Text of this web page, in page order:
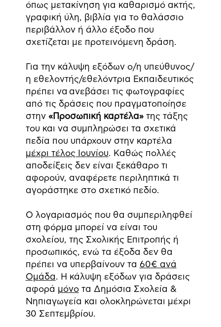
όπως μετακίνηση για καθαρισμό ακτής,
γραφική ύλη, βιβλία για το θαλάσσιο
περιβάλλον ή άλλο έξοδο που
σχετίζεται με προτεινόμενη δράση.
Για την κάλυψη εξόδων ο/η υπεύθυνος/
η εθελοντής/εθελόντρια Εκπαιδευτικός
πρέπει να ανεβάσει τις φωτογραφίες
από τις δράσεις που πραγματοποίησε
στην «Προσωπική καρτέλα»της τάξης
του και να συμπληρώσει τα σχετικά
πεδία που υπάρχουν στην καρτέλα
μέχρι τέλος Ιουνίου. Καθώς πολλές
αποδείξεις δεν είναι ξεκάθαρο τι
αφορούν, αναφέρετε περιληπτικά τι
αγοράστηκε στο σχετικό πεδίο.
Ο λογαριασμός που θα συμπεριληφθεί
στη φόρμα μπορεί να είναι του
σχολείου, της Σχολικής Επιτροπής ή
προσωπικός, ενώ τα έξοδα δεν θα
πρέπει να υπερβαίνουν τα 60€ ανά
Ομάδα. Η κάλυψη εξόδων για δράσεις
αφορά μόνοτα Δημόσια Σχολεία &
Νηπιαγωγεία και ολοκληρώνεται μέχρι
30 Σεπτεμβρίου.